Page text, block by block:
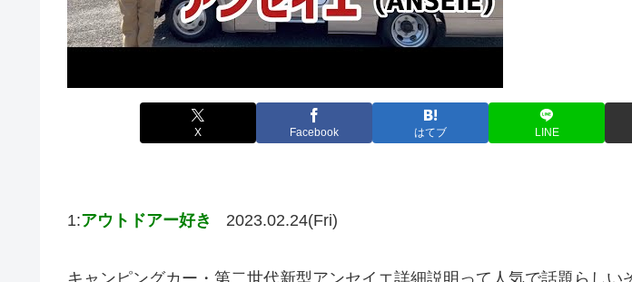
X Facebook はてブ LINE
1:アウトドアー好き 2023.02.24(Fri)